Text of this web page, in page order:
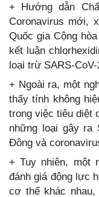
+ Hướng dẫn
Coronavirus mới,
Quốc gia Cộng
kết luận
loại trừ SARS-CoV-
+ Ngoài ra, một
thấy tính không
trong việc tiêu diệt
những loại gây ra
Đông và
+ Tuy nhiên, một
đánh giá động lực
cơ thể khác